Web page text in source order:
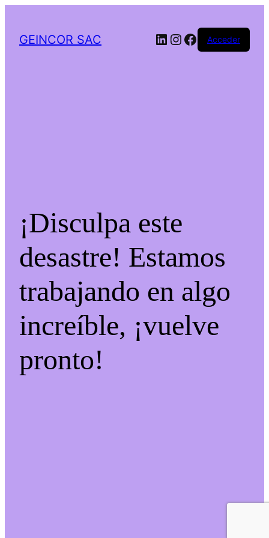
GEINCOR SAC LinkedIn
Instagram
Facebook
Acceder
¡Disculpa este
desastre! Estamos
trabajando en algo
increíble, ¡vuelve
pronto!